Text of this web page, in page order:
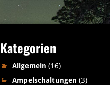
Kategorien
Allgemein (16)
Ampelschaltungen (3)